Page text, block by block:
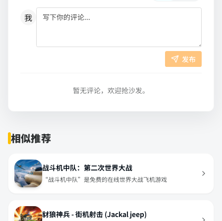
我
发布
暂无评论，欢迎抢沙发。
相似推荐
战斗机中队：第二次世界大战
“战斗机中队”是免费的在线世界大战飞机游戏
豺狼神兵 - 街机射击 (Jackal jeep)